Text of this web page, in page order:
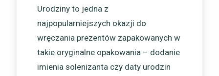
Urodziny to jedna z
najpopularniejszych okazji do
wręczania prezentów zapakowanych w
takie oryginalne opakowania – dodanie
imienia solenizanta czy daty urodzin